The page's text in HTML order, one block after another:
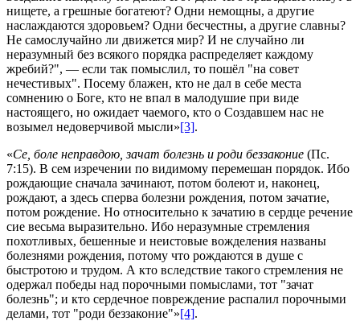
нищете, а грешные богатеют? Одни немощны, а другие
наслаждаются здоровьем? Одни бесчестны, а другие славны?
Не самослучайно ли движется мир? И не случайно ли
неразумный без всякого порядка распределяет каждому
жребий?", — если так помыслил, то пошёл "на совет
нечестивых". Посему блажен, кто не дал в себе места
сомнению о Боге, кто не впал в малодушие при виде
настоящего, но ожидает чаемого, кто о Создавшем нас не
возымел недоверчивой мысли»[3].
«Се, боле неправдою, зачат болезнь и роди беззаконие (Пс.
7:15). В сем изречении по видимому перемешан порядок. Ибо
рождающие сначала зачинают, потом болеют и, наконец,
рождают, а здесь сперва болезни рождения, потом зачатие,
потом рождение. Но относительно к зачатию в сердце речение
сие весьма выразительно. Ибо неразумные стремления
похотливых, бешенные и неистовые вожделения названы
болезнями рождения, потому что рождаются в душе с
быстротою и трудом. А кто вследствие такого стремления не
одержал победы над порочными помыслами, тот "зачат
болезнь"; и кто сердечное повреждение распалил порочными
делами, тот "роди беззаконие"»[4].